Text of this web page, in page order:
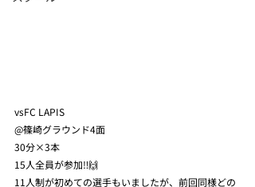
vsFC LAPIS
@篠崎グラウンド4面
30分×3本
15人全員が参加‼︎🙌
11人制が初めての選手もいましたが、前回同様どの